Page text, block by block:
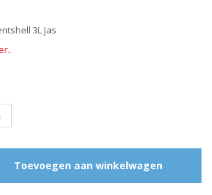
3L Jas
Toevoegen aan winkelwagen